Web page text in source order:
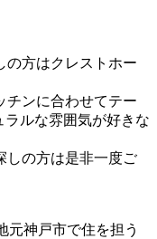
の方はクレストホー
チンに合わせてテー
ルな雰囲気が好きな
しの方は是非一度ご
元神戸市で住を担う